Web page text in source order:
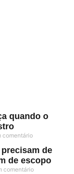
quando o
comentário
de
de escopo
comentário